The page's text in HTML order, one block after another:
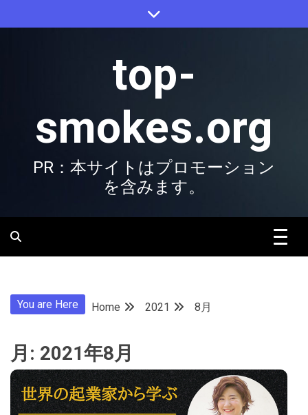
to
top-
smokes.org
PR：本サイトはプロモーション
を含みます。
You are Here Home 2021 8月
月: 2021年8月